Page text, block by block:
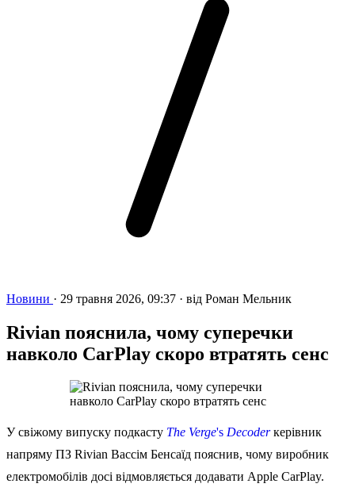
Новини · 29 травня 2026, 09:37 · від Роман Мельник
Rivian пояснила, чому суперечки
навколо CarPlay скоро втратять сенс
У свіжому випуску подкасту The Verge's Decoderкерівник
напряму ПЗ Rivian Вассім Бенсаїд пояснив, чому виробник
електромобілів досі відмовляється додавати Apple CarPlay.